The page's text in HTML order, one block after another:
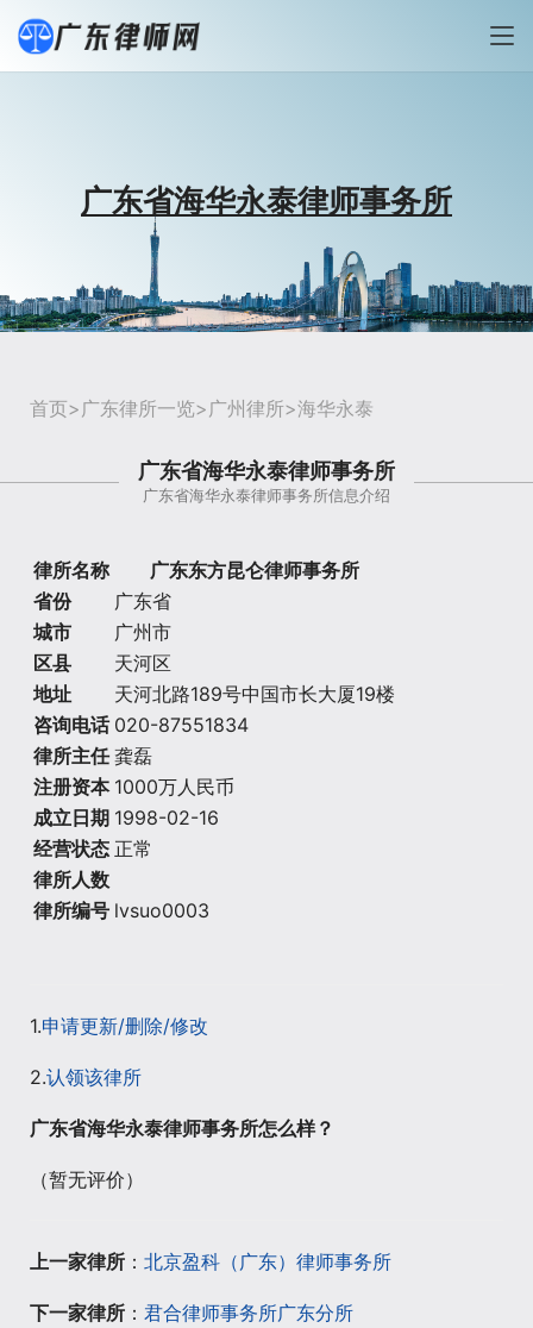
广东省海华永泰律师事务所
首页> 广东律所一览> 广州律所>海华永泰
广东省海华永泰律师事务所
广东省海华永泰律师事务所信息介绍
律所名称
广东东方昆仑律师事务所
省份
广东省
城市
广州市
区县
天河区
地址
天河北路189号中国市长大厦19楼
咨询电话 020-87551834
律所主任 龚磊
注册资本 1000万人民币
成立日期 1998-02-16
经营状态 正常
律所人数
律所编号 lvsuo0003
1.申请更新/删除/修改
2.认领该律所
广东省海华永泰律师事务所怎么样？
（暂无评价）
上一家律所 ： 北京盈科（广东）律师事务所
下一家律所 ： 君合律师事务所广东分所